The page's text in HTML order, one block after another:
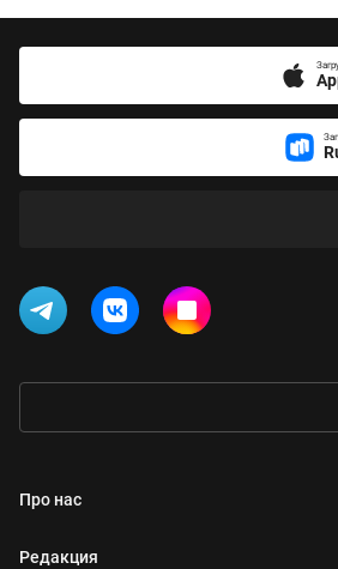
Про нас
Редакция